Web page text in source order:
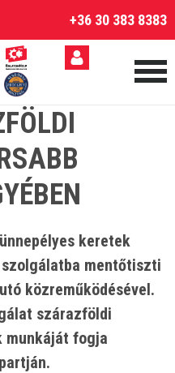
+36 30 383 8383
keretek
mentőtiszti
közreműködésével.
szárazföldi
munkáját fogja